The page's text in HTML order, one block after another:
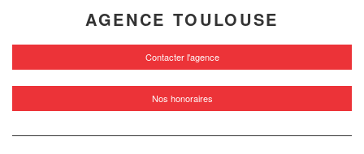
AGENCE TOULOUSE
Contacter l'agence
Nos honoraires